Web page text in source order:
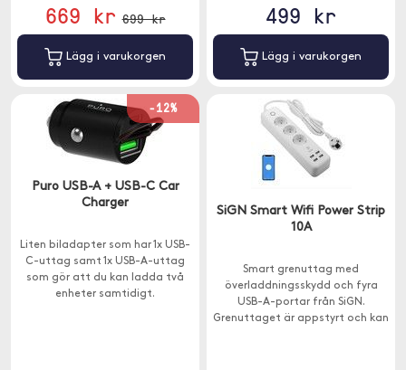
669 kr 699 kr
Lägg i varukorgen
499 kr
Lägg i varukorgen
-12%
Puro USB-A + USB-C Car
Charger
Liten biladapter som har 1x USB-
C-uttag samt 1x USB-A-uttag
som gör att du kan ladda två
enheter samtidigt.
SiGN Smart Wifi Power Strip
10A
Smart grenuttag med
överladdningsskydd och fyra
USB-A-portar från SiGN.
Grenuttaget är appstyrt och kan